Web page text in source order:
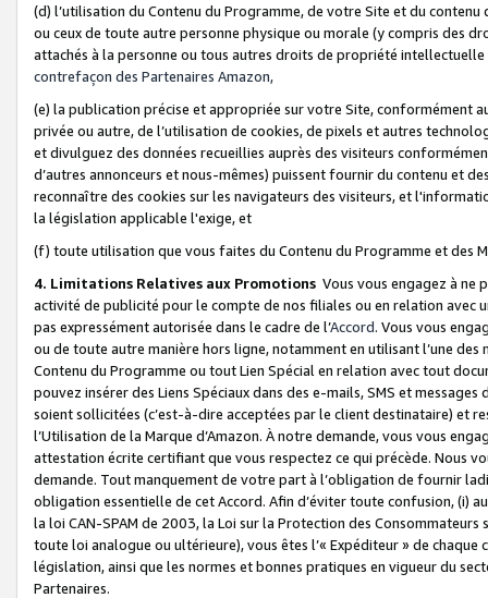
(d) l’utilisation du Contenu du Programme, de votre Site et du
ou ceux de toute autre personne physique ou morale (y compris des
attachés à la personne ou tous autres droits de propriété
contrefaçon des Partenaires Amazon,
(e) la publication précise et appropriée sur votre Site, conformément
privée ou autre, de l’utilisation de cookies, de pixels et autres
et divulguez des données recueillies auprès des visiteurs
d’autres annonceurs et nous-mêmes) puissent fournir du contenu et
reconnaître des cookies sur les navigateurs des visiteurs, et
la législation applicable l'exige, et
(f) toute utilisation que vous faites du Contenu du Programme et des
4. Limitations Relatives aux Promotions Vous vous engagez à ne
activité de publicité pour le compte de nos filiales ou en relation avec
pas expressément autorisée dans le cadre de l’Accord. Vous vous
ou de toute autre manière hors ligne, notamment en utilisant l’une
Contenu du Programme ou tout Lien Spécial en relation avec tout
pouvez insérer des Liens Spéciaux dans des e-mails, SMS et
soient sollicitées (c’est-à-dire acceptées par le client destinataire) et
l’Utilisation de la Marque d’Amazon. À notre demande, vous vous
attestation écrite certifiant que vous respectez ce qui précède. Nous
demande. Tout manquement de votre part à l’obligation de fournir
obligation essentielle de cet Accord. Afin d’éviter toute confusion, (i)
la loi CAN-SPAM de 2003, la Loi sur la Protection des
toute loi analogue ou ultérieure), vous êtes l’« Expéditeur » de
législation, ainsi que les normes et bonnes pratiques en vigueur du
Partenaires.